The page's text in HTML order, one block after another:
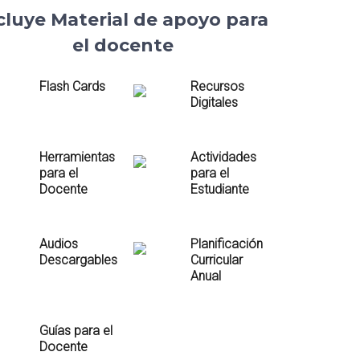
Material de apoyo para
el docente
Flash Cards
Recursos
Digitales
Herramientas
para el
Docente
Actividades
para el
Estudiante
Audios
Descargables
Planificación
Curricular
Anual
Guías para el
Docente